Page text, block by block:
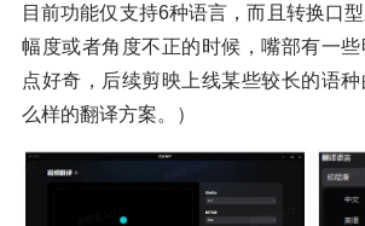
目前功能仅支持6种语言，而且转换口
幅度或者角度不正的时候，嘴部有一
点好奇，后续剪映上线某些较长的语
么样的翻译方案。）